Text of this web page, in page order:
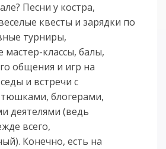
Песни у костра,
квесты и зарядки по
турниры,
мастер-классы, балы,
общения и игр на
и встречи с
блогерами,
деятелями (ведь
всего,
Конечно, есть на